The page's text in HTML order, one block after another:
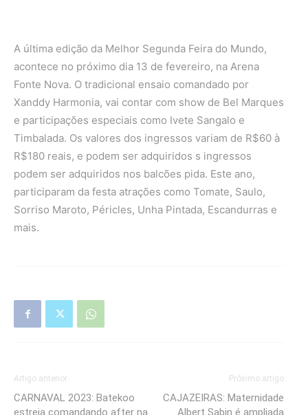
A última edição da Melhor Segunda Feira do Mundo,
acontece no próximo dia 13 de fevereiro, na Arena
Fonte Nova. O tradicional ensaio comandado por
Xanddy Harmonia, vai contar com show de Bel Marques
e participações especiais como Ivete Sangalo e
Timbalada. Os valores dos ingressos variam de R$60 à
R$180 reais, e podem ser adquiridos s ingressos
podem ser adquiridos nos balcões pida. Este ano,
participaram da festa atrações como Tomate, Saulo,
Sorriso Maroto, Péricles, Unha Pintada, Escandurras e
mais.
Artigo anterior
CARNAVAL 2O23: Batekoo
estreia comandando after na
Próximo artigo
CAJAZEIRAS: Maternidade
Albert Sabin é ampliada